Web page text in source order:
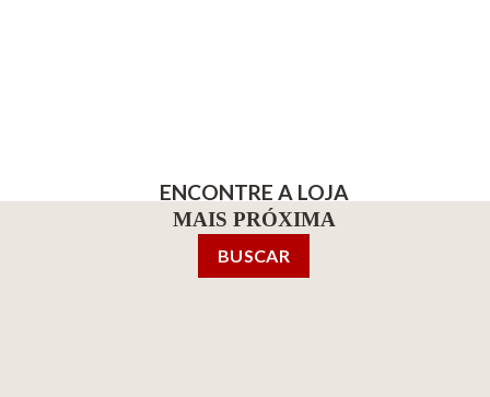
ENCONTRE A LOJA
MAIS PRÓXIMA
BUSCAR